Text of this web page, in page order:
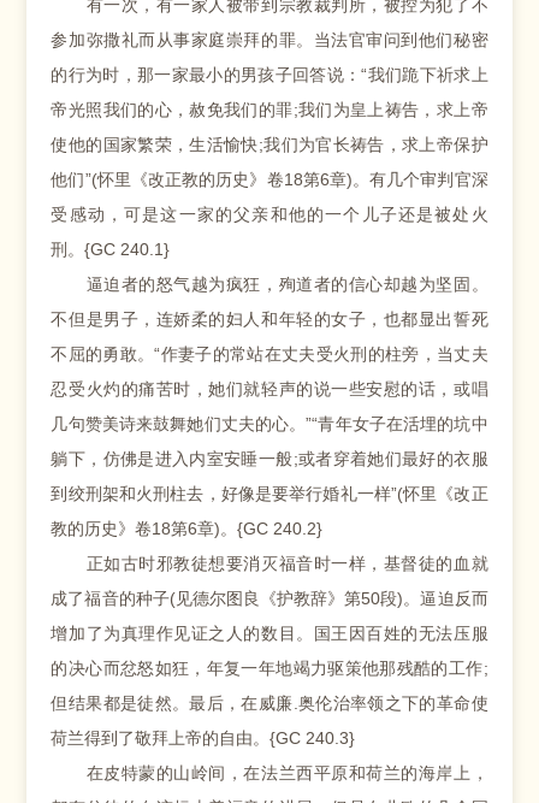
有一次，有一家人被带到宗教裁判所，被控为犯了不
参加弥撒礼而从事家庭崇拜的罪。当法官审问到他们秘密
的行为时，那一家最小的男孩子回答说：“我们跪下祈求上
帝光照我们的心，赦免我们的罪;我们为皇上祷告，求上帝
使他的国家繁荣，生活愉快;我们为官长祷告，求上帝保护
他们”(怀里《改正教的历史》卷18第6章)。有几个审判官深
受感动，可是这一家的父亲和他的一个儿子还是被处火
刑。{GC 240.1}
逼迫者的怒气越为疯狂，殉道者的信心却越为坚固。
不但是男子，连娇柔的妇人和年轻的女子，也都显出誓死
不屈的勇敢。“作妻子的常站在丈夫受火刑的柱旁，当丈夫
忍受火灼的痛苦时，她们就轻声的说一些安慰的话，或唱
几句赞美诗来鼓舞她们丈夫的心。”“青年女子在活埋的坑中
躺下，仿佛是进入内室安睡一般;或者穿着她们最好的衣服
到绞刑架和火刑柱去，好像是要举行婚礼一样”(怀里《改正
教的历史》卷18第6章)。{GC 240.2}
正如古时邪教徒想要消灭福音时一样，基督徒的血就
成了福音的种子(见德尔图良《护教辞》第50段)。逼迫反而
增加了为真理作见证之人的数目。国王因百姓的无法压服
的决心而忿怒如狂，年复一年地竭力驱策他那残酷的工作;
但结果都是徒然。最后，在威廉.奥伦治率领之下的革命使
荷兰得到了敬拜上帝的自由。{GC 240.3}
在皮特蒙的山岭间，在法兰西平原和荷兰的海岸上，